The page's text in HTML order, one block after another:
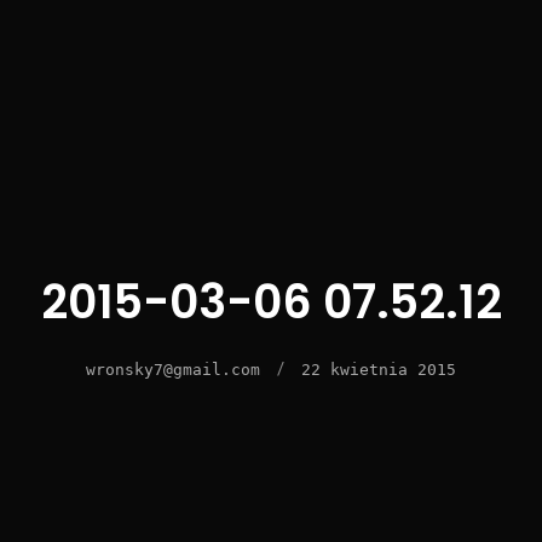
2015-03-06 07.52.12
wronsky7@gmail.com / 22 kwietnia 2015